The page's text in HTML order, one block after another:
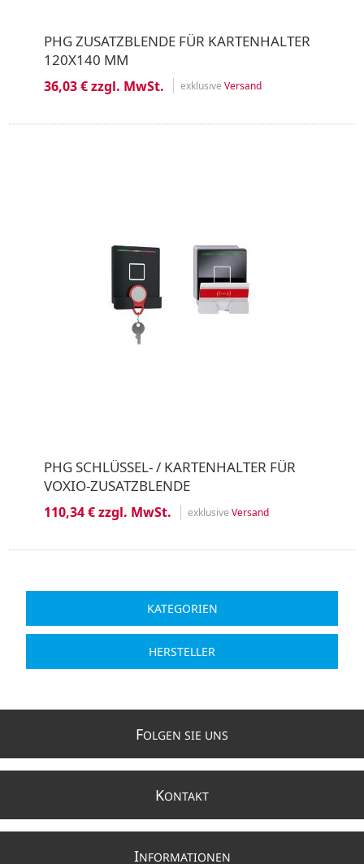
PHG ZUSATZBLENDE FÜR KARTENHALTER
120X140 MM
36,03 € zzgl. MwSt. exklusive Versand
PHG SCHLÜSSEL- / KARTENHALTER FÜR
VOXIO-ZUSATZBLENDE
110,34 € zzgl. MwSt. exklusive Versand
KATEGORIEN
HERSTELLER
FOLGEN SIE UNS
KONTAKT
INFORMATIONEN